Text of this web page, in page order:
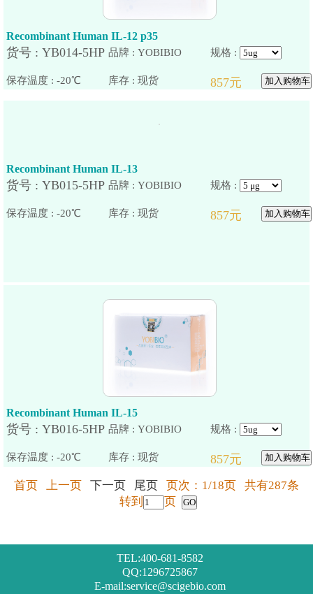
Recombinant Human IL-12 p35
品牌 : YOBIBIO 规格 :
保存温度 : -20℃
Recombinant Human IL-13
品牌 : YOBIBIO 规格 :
保存温度 : -20℃
Recombinant Human IL-15
品牌 : YOBIBIO 规格 :
保存温度 : -20℃
首页 上一页 下一页 尾页
页次：1/18页 共有287条
转到
页
TEL:400-681-8582
QQ:1296725867
E-mail:service@scigebio.com